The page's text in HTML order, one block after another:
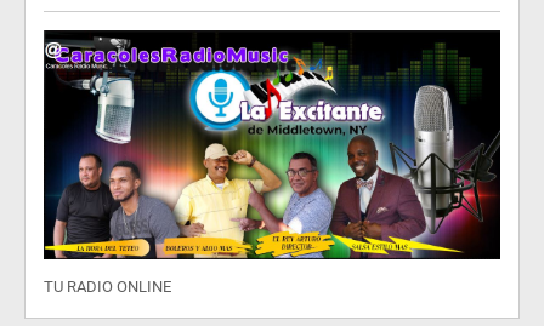
TU RADIO ONLINE